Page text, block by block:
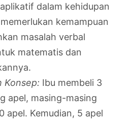
dalam kehidupan
kemampuan
masalah verbal
matematis dan
Konsep: Ibu membeli 3
apel, masing-masing
apel. Kemudian, 5 apel